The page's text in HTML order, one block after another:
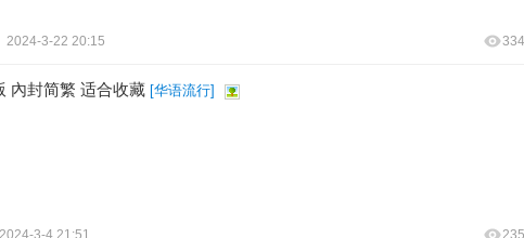
2024-3-22 20:15
內封简繁 适合收藏 [华语流行]
2024-3-4 21:51